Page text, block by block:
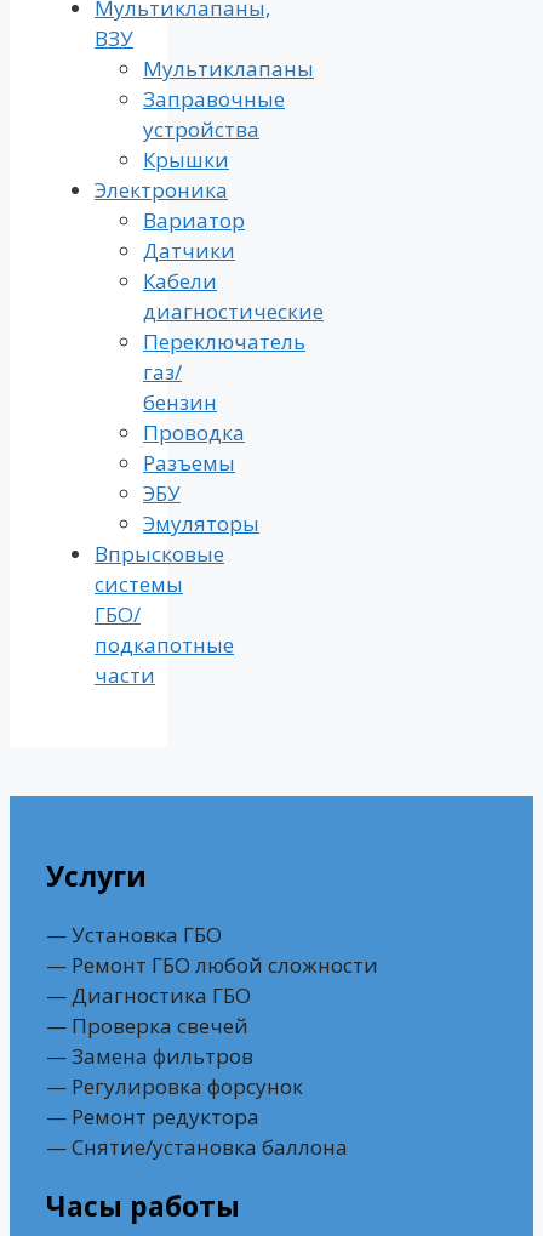
Мультиклапаны,
ВЗУ
Мультиклапаны
Заправочные
устройства
Крышки
Электроника
Вариатор
Датчики
Кабели
диагностические
Переключатель
газ/
бензин
Проводка
Разъемы
ЭБУ
Эмуляторы
Впрысковые
системы
ГБО/
подкапотные
части
Услуги
— Установка ГБО
— Ремонт ГБО любой сложности
— Диагностика ГБО
— Проверка свечей
— Замена фильтров
— Регулировка форсунок
— Ремонт редуктора
— Снятие/установка баллона
Часы работы